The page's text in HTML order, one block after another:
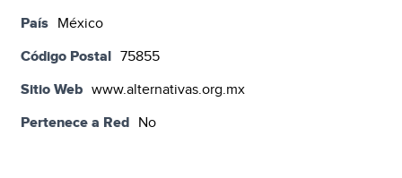
País México
Código Postal 75855
Sitio Web www.alternativas.org.mx
Pertenece a Red No